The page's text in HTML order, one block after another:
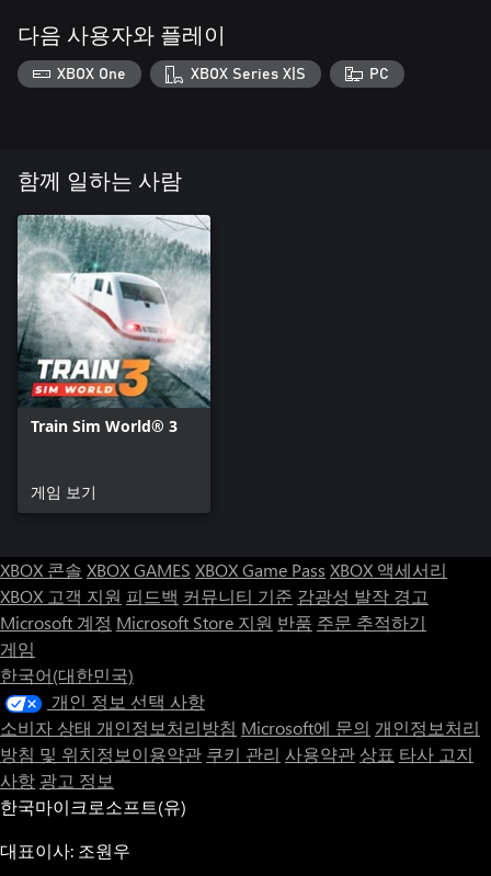
다음 사용자와 플레이
XBOX One XBOX Series X|S PC
함께 일하는 사람
Train Sim World® 3
게임 보기
XBOX 콘솔 XBOX GAMES XBOX Game Pass XBOX 액세서리
XBOX 고객 지원 피드백 커뮤니티 기준 감광성 발작 경고
Microsoft 계정 Microsoft Store 지원 반품 주문 추적하기
게임
한국어(대한민국)
개인 정보 선택 사항
소비자 상태 개인정보처리방침 Microsoft에 문의 개인정보처리
방침 및 위치정보이용약관 쿠키 관리 사용약관 상표 타사 고지
사항 광고 정보
한국마이크로소프트(유)
대표이사: 조원우